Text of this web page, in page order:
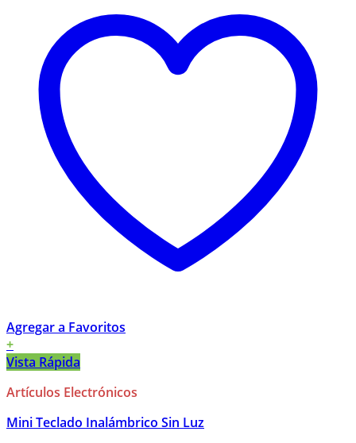
Agregar a Favoritos
+
Vista Rápida
Artículos Electrónicos
Mini Teclado Inalámbrico Sin Luz